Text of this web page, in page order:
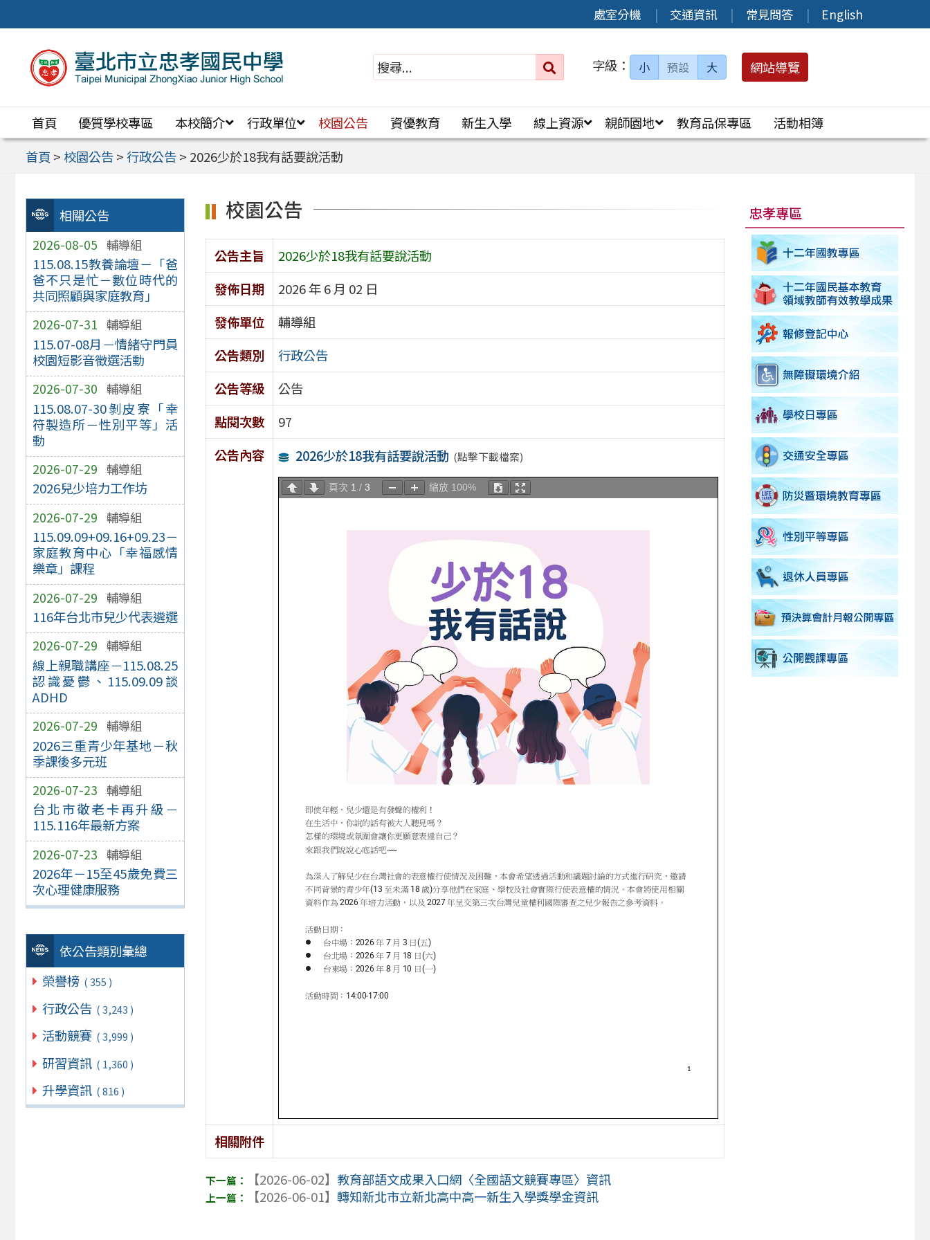
至
區
處室分機 交通資訊 常見問答 English
搜
字級： 小 預設 大 網站導覽
首頁 優質學校專區 本校簡介 行政單位 校園公告 資優教育 新生入學 線上資源 親師園地 教育品保專區
活動相簿
首頁 > 校園公告> 行政公告> 2026少於18我有話要說活動
相關公告
2026-08-05 輔導組
115.08.15教養論壇－「爸
爸不只是忙－數位時代的
共同照顧與家庭教育」
2026-07-31 輔導組
115.07-08月－情緒守門員
校園短影音徵選活動
2026-07-30 輔導組
115.08.07-30剝皮寮「幸
符製造所－性別平等」活
動
2026-07-29 輔導組
2026兒少培力工作坊
2026-07-29 輔導組
115.09.09+09.16+09.23－
家庭教育中心「幸福感情
樂章」課程
2026-07-29 輔導組
116年台北市兒少代表遴選
2026-07-29 輔導組
線上親職講座－115.08.25
認識憂鬱、115.09.09談
ADHD
2026-07-29 輔導組
2026三重青少年基地－秋
季課後多元班
2026-07-23 輔導組
台北市敬老卡再升級－
115.116年最新方案
2026-07-23 輔導組
2026年－15至45歲免費三
次心理健康服務
依公告類別彙總
榮譽榜 ( 355 )
行政公告 ( 3,243 )
活動競賽 ( 3,999 )
研習資訊 ( 1,360 )
升學資訊 ( 816 )
校園公告
公告主旨
2026少於18我有話要說活動
發佈日期
2026 年 6 月 02 日
發佈單位
輔導組
公告類別
行政公告
公告等級
公告
點閱次數
97
公告內容
2026少於18我有話要說活動 (點擊下載檔案)
頁次 1 /3 縮放 100%
相關附件
【2026-06-02】 教育部語文成果入口網〈全國語文競賽專區〉資訊
【2026-06-01】 轉知新北市立新北高中高一新生入學獎學金資訊
忠孝專區